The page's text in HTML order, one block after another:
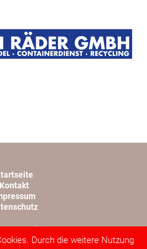
Kontakt
Rothwesten e.V.
von lopri.com
Durch die weitere Nutzung